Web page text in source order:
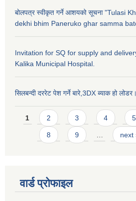
बोलपत्र स्वीकृत गर्ने आशयको सूचना "Tulasi
dekhi bhim Paneruko ghar samma
Invitation for SQ for supply and
Kalika Municipal Hospital.
सिलबन्दी दररेट पेश गर्ने बारे,3DX ब्याक हो लोडर।
Pages
1 2 3 4 5
8 9 next
वार्ड प्राेफाइल